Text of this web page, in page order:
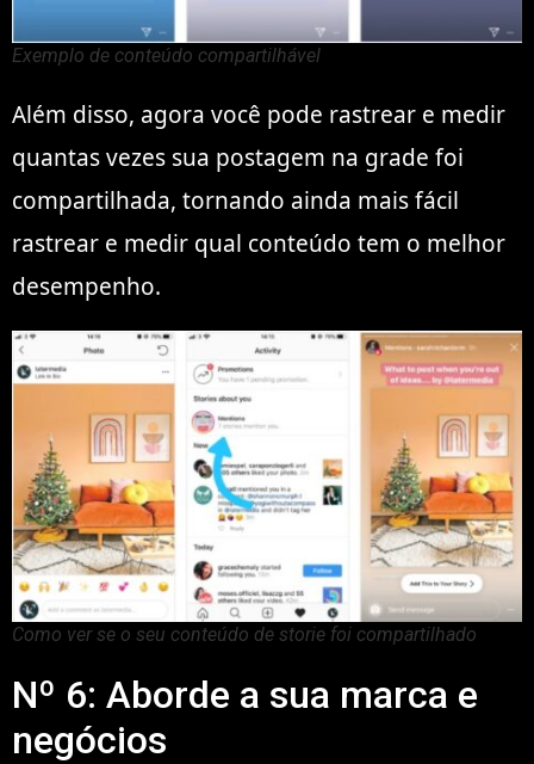
Exemplo de conteúdo compartilhável
Além disso, agora você pode rastrear e medir
quantas vezes sua postagem na grade foi
compartilhada, tornando ainda mais fácil
rastrear e medir qual conteúdo tem o melhor
desempenho.
Como ver se o seu conteúdo de storie foi compartilhado
Nº 6: Aborde a sua marca e
negócios